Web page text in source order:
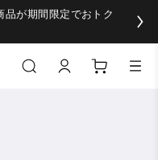
品が期間限定でおトク